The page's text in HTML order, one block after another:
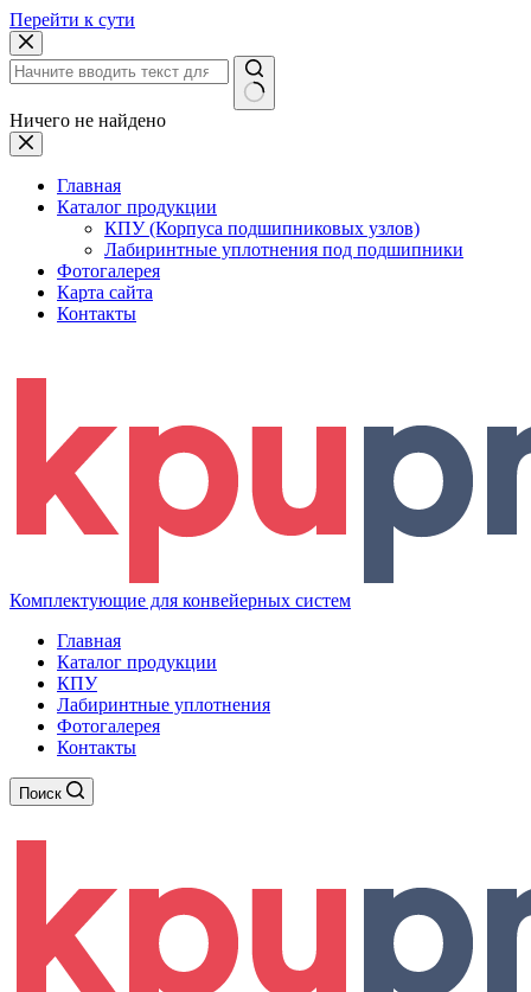
Перейти к сути
Ничего не найдено
Главная
Каталог продукции
КПУ (Корпуса подшипниковых узлов)
Лабиринтные уплотнения под подшипники
Фотогалерея
Карта сайта
Контакты
Комплектующие для конвейерных систем
Главная
Каталог продукции
КПУ
Лабиринтные уплотнения
Фотогалерея
Контакты
Поиск